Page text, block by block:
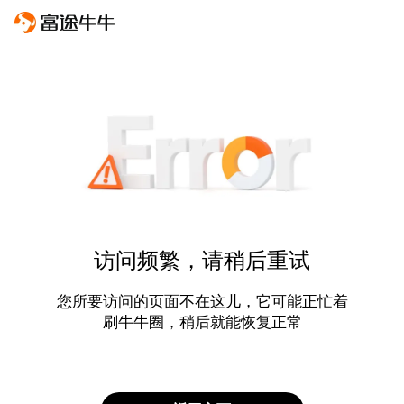
访问频繁，请稍后重试
您所要访问的页面不在这儿，它可能正忙着
刷牛牛圈，稍后就能恢复正常